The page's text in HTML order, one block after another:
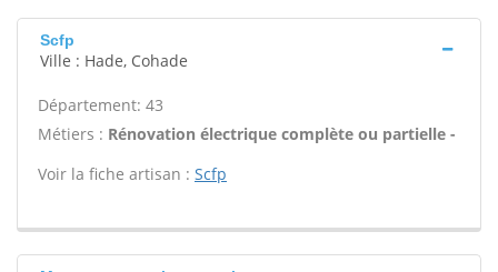
Scfp
Ville : Hade, Cohade
Département: 43
Métiers : Rénovation électrique complète ou partielle -
Voir la fiche artisan : Scfp